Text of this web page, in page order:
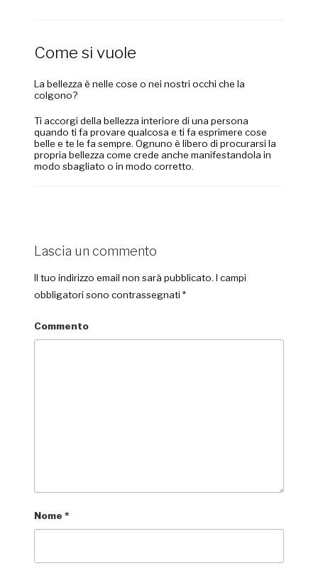
Come si vuole
La bellezza è nelle cose o nei nostri occhi che la
colgono?
Ti accorgi della bellezza interiore di una persona
quando ti fa provare qualcosa e ti fa esprimere cose
belle e te le fa sempre. Ognuno è libero di procurarsi la
propria bellezza come crede anche manifestandola in
modo sbagliato o in modo corretto.
Lascia un commento
Il tuo indirizzo email non sarà pubblicato. I campi
obbligatori sono contrassegnati *
Commento
Nome *